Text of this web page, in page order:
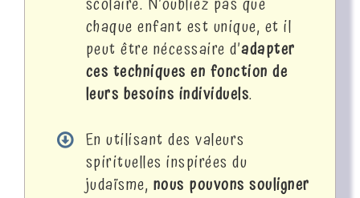
scolaire. N’oubliez pas que
chaque enfant est unique, et il
peut être nécessaire d’adapter
ces techniques en fonction de
leurs besoins individuels.
En utilisant des valeurs
spirituelles inspirées du
judaïsme, nous pouvons souligner